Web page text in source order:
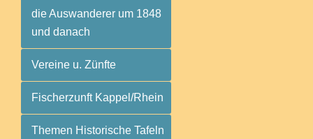
die Auswanderer um 1848
und danach
Vereine u. Zünfte
Fischerzunft Kappel/Rhein
Themen Historische Tafeln